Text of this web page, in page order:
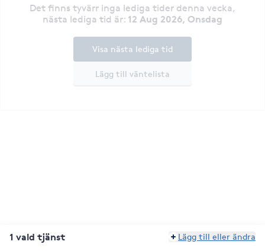
Det finns tyvärr inga lediga tider denna vecka,
nästa lediga tid är: 12 Aug 2026, Onsdag
Lägg till väntelista
Visa nästa lediga tid
1 vald tjänst Lägg till eller ändra